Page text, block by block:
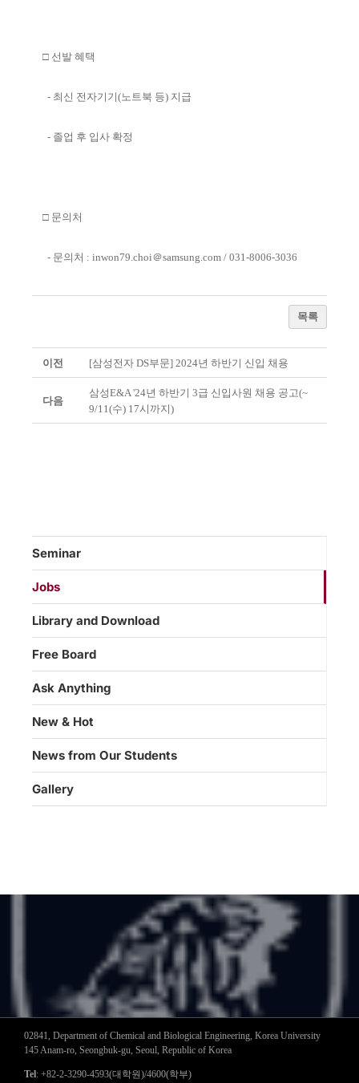
□ 선발 혜택
- 최신 전자기기(노트북 등) 지급
- 졸업 후 입사 확정
□ 문의처
- 문의처 : inwon79.choi＠samsung.com / 031-8006-3036
목록
이전 [삼성전자 DS부문] 2024년 하반기 신입 채용
다음
삼성E&A '24년 하반기 3급 신입사원 채용 공고(~
9/11(수) 17시까지)
Seminar
Jobs
Library and Download
Free Board
Ask Anything
New & Hot
News from Our Students
Gallery
02841, Department of Chemical and Biological Engineering, Korea University
145 Anam-ro, Seongbuk-gu, Seoul, Republic of Korea
Tel: +82-2-3290-4593(대학원)/4600(학부)